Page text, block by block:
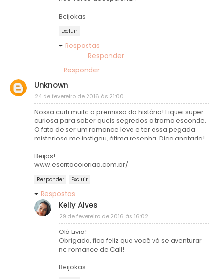
Beijokas
Excluir
Respostas
Responder
Responder
Unknown
24 de fevereiro de 2016 às 21:00
Nossa curti muito a premissa da história! Fiquei super
curiosa para saber quais segredos a trama esconde.
O fato de ser um romance leve e ter essa pegada
misteriosa me instigou, ótima resenha. Dica anotada!
Beijos!
www.escritacolorida.com.br/
Responder Excluir
Respostas
Kelly Alves
29 de fevereiro de 2016 às 16:02
Olá Livia!
Obrigada, fico feliz que você vá se aventurar
no romance de Call!
Beijokas